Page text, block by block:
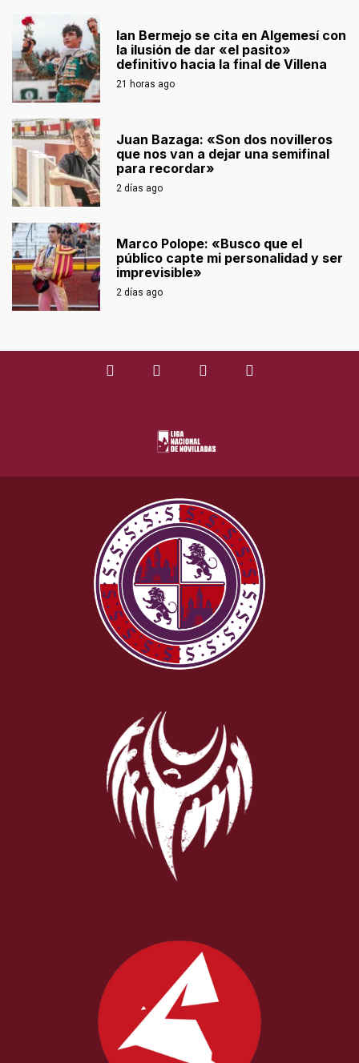
Ian Bermejo se cita en Algemesí con
la ilusión de dar «el pasito»
definitivo hacia la final de Villena
21 horas ago
Juan Bazaga: «Son dos novilleros
que nos van a dejar una semifinal
para recordar»
2 días ago
Marco Polope: «Busco que el
público capte mi personalidad y ser
imprevisible»
2 días ago